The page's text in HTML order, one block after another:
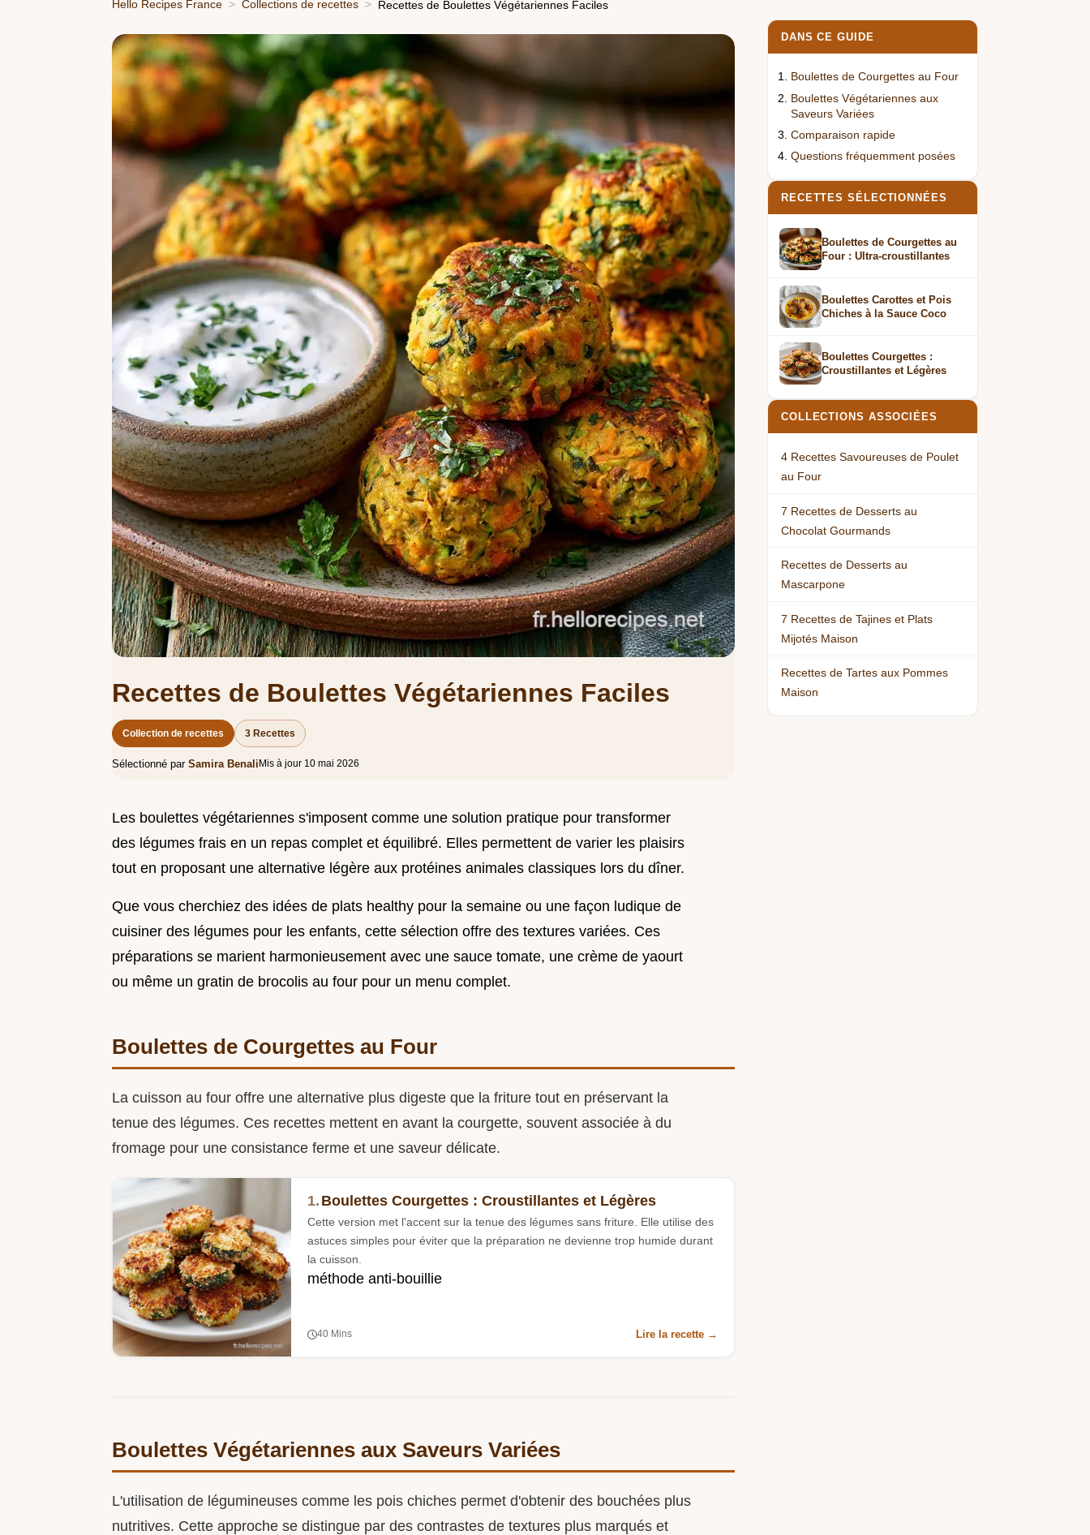
Hello Recipes France Collections de recettes Recettes de Boulettes Végétariennes Faciles
Recettes de Boulettes Végétariennes Faciles
Collection de recettes 3 Recettes
Sélectionné par Samira Benali Mis à jour 10 mai 2026
Les boulettes végétariennes s'imposent comme une solution pratique pour transformer
des légumes frais en un repas complet et équilibré. Elles permettent de varier les plaisirs
tout en proposant une alternative légère aux protéines animales classiques lors du dîner.
Que vous cherchiez des idées de plats healthy pour la semaine ou une façon ludique de
cuisiner des légumes pour les enfants, cette sélection offre des textures variées. Ces
préparations se marient harmonieusement avec une sauce tomate, une crème de yaourt
ou même un gratin de brocolis au four pour un menu complet.
Boulettes de Courgettes au Four
La cuisson au four offre une alternative plus digeste que la friture tout en préservant la
tenue des légumes. Ces recettes mettent en avant la courgette, souvent associée à du
fromage pour une consistance ferme et une saveur délicate.
1. Boulettes Courgettes : Croustillantes et Légères
Cette version met l'accent sur la tenue des légumes sans friture. Elle utilise des
astuces simples pour éviter que la préparation ne devienne trop humide durant
la cuisson.
méthode anti-bouillie
40 Mins Lire la recette →
Boulettes Végétariennes aux Saveurs Variées
L'utilisation de légumineuses comme les pois chiches permet d'obtenir des bouchées plus
nutritives. Cette approche se distingue par des contrastes de textures plus marqués et
DANS CE GUIDE
Boulettes de Courgettes au Four
Boulettes Végétariennes aux
Saveurs Variées
Comparaison rapide
Questions fréquemment posées
RECETTES SÉLECTIONNÉES
Boulettes de Courgettes au
Four : Ultra-croustillantes
Boulettes Carottes et Pois
Chiches à la Sauce Coco
Boulettes Courgettes :
Croustillantes et Légères
COLLECTIONS ASSOCIÉES
4 Recettes Savoureuses de Poulet
au Four
7 Recettes de Desserts au
Chocolat Gourmands
Recettes de Desserts au
Mascarpone
7 Recettes de Tajines et Plats
Mijotés Maison
Recettes de Tartes aux Pommes
Maison